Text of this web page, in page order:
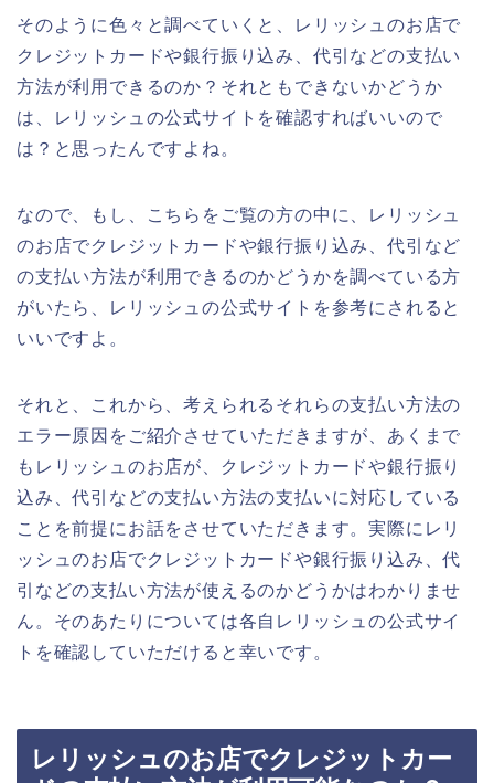
そのように色々と調べていくと、レリッシュのお店で
クレジットカードや銀行振り込み、代引などの支払い
方法が利用できるのか？それともできないかどうか
は、レリッシュの公式サイトを確認すればいいので
は？と思ったんですよね。
なので、もし、こちらをご覧の方の中に、レリッシュ
のお店でクレジットカードや銀行振り込み、代引など
の支払い方法が利用できるのかどうかを調べている方
がいたら、レリッシュの公式サイトを参考にされると
いいですよ。
それと、これから、考えられるそれらの支払い方法の
エラー原因をご紹介させていただきますが、あくまで
もレリッシュのお店が、クレジットカードや銀行振り
込み、代引などの支払い方法の支払いに対応している
ことを前提にお話をさせていただきます。実際にレリ
ッシュのお店でクレジットカードや銀行振り込み、代
引などの支払い方法が使えるのかどうかはわかりませ
ん。そのあたりについては各自レリッシュの公式サイ
トを確認していただけると幸いです。
レリッシュのお店でクレジットカー